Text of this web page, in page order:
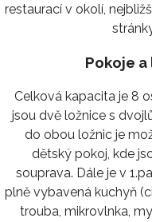
restaurací v okolí,
Pokoje
Celková kapacita je 8
jsou dvě ložnice s
do obou ložnic je
dětský pokoj, kde
souprava. Dále je v
plně vybavená kuchyň
trouba, mikrovlnka,